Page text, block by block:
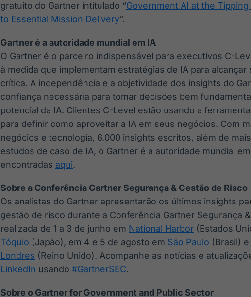
gratuito do Gartner intitulado “Government AI at the
to Essential Mission Delivery“.
Gartner é a autoridade mundial em IA
O Gartner é o parceiro indispensável para executivos C-
à medida que implementam estratégias de IA para
crítica. A independência e a objetividade dos insights do
confiança necessária para tomar decisões bem
potencial da IA. Clientes C-Level estão usando a
para definir como aproveitar a IA em seus negócios. Com
negócios e tecnologia, 6.000 insights escritos, além de
estudos de caso de IA, o Gartner é a autoridade mundial
encontradas aqui.
Sobre a Conferência Gartner Segurança & Gestão de Risco
Os analistas do Gartner apresentarão os últimos insights
gestão de risco durante a Conferência Gartner Segurança
realizada de 1 a 3 de junho em National Harbor (Estados
Tóquio (Japão), em 4 e 5 de agosto em São Paulo (Brasil)
Londres (Reino Unido). Acompanhe as notícias e
LinkedIn usando #GartnerSEC.
Sobre o Gartner for Government and Public Sector